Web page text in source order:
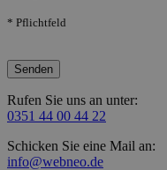
* Pflichtfeld
Rufen Sie uns an unter:
0351 44 00 44 22
Schicken Sie eine Mail an:
info@webneo.de